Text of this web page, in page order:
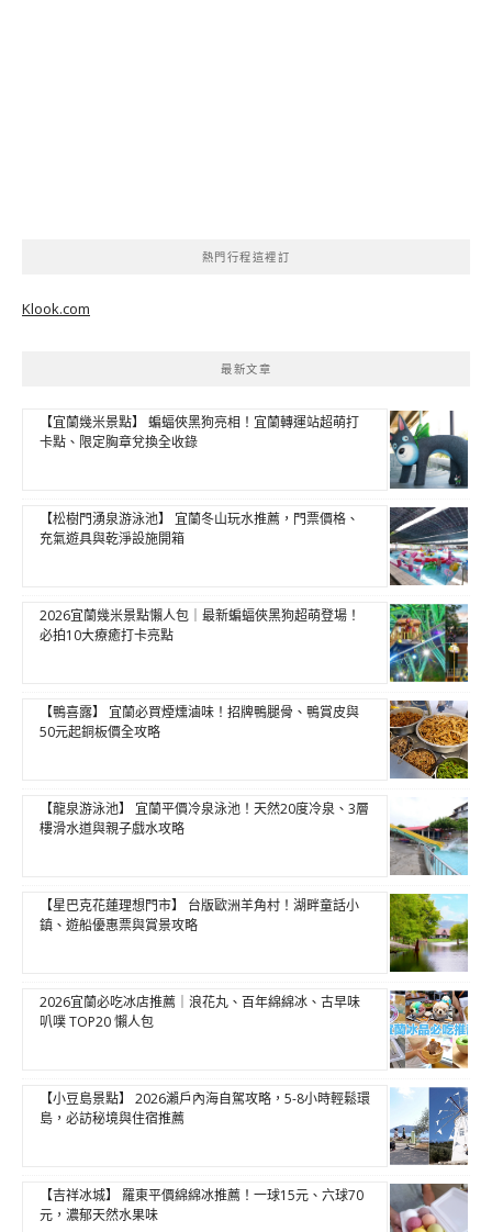
熱門行程這裡訂
Klook.com
最新文章
【宜蘭幾米景點】 蝙蝠俠黑狗亮相！宜蘭轉運站超萌打
卡點、限定胸章兌換全收錄
【松樹門湧泉游泳池】 宜蘭冬山玩水推薦，門票價格、
充氣遊具與乾淨設施開箱
2026宜蘭幾米景點懶人包｜最新蝙蝠俠黑狗超萌登場！
必拍10大療癒打卡亮點
【鴨喜露】 宜蘭必買煙燻滷味！招牌鴨腿骨、鴨賞皮與
50元起銅板價全攻略
【龍泉游泳池】 宜蘭平價冷泉泳池！天然20度冷泉、3層
樓滑水道與親子戲水攻略
【星巴克花蓮理想門市】 台版歐洲羊角村！湖畔童話小
鎮、遊船優惠票與賞景攻略
2026宜蘭必吃冰店推薦｜浪花丸、百年綿綿冰、古早味
叭噗 TOP20 懶人包
【小豆島景點】 2026瀨戶內海自駕攻略，5-8小時輕鬆環
島，必訪秘境與住宿推薦
【吉祥冰城】 羅東平價綿綿冰推薦！一球15元、六球70
元，濃郁天然水果味